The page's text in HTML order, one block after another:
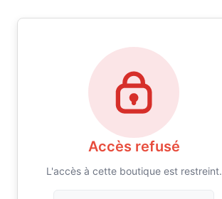
Accès refusé
L'accès à cette boutique est restreint.